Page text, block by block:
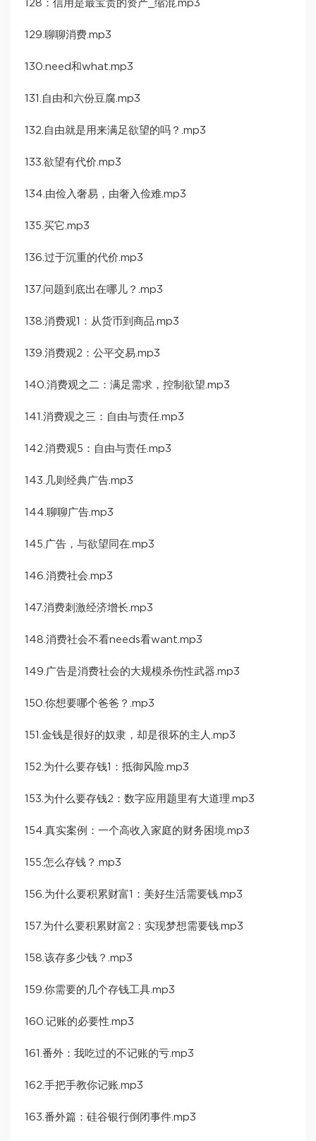
128：信用是最宝贵的资产_缩混.mp3
129.聊聊消费.mp3
130.need和what.mp3
131.自由和六份豆腐.mp3
132.自由就是用来满足欲望的吗？.mp3
133.欲望有代价.mp3
134.由俭入奢易，由奢入俭难.mp3
135.买它.mp3
136.过于沉重的代价.mp3
137.问题到底出在哪儿？.mp3
138.消费观1：从货币到商品.mp3
139.消费观2：公平交易.mp3
140.消费观之二：满足需求，控制欲望.mp3
141.消费观之三：自由与责任.mp3
142.消费观5：自由与责任.mp3
143.几则经典广告.mp3
144.聊聊广告.mp3
145.广告，与欲望同在.mp3
146.消费社会.mp3
147.消费刺激经济增长.mp3
148.消费社会不看needs看want.mp3
149.广告是消费社会的大规模杀伤性武器.mp3
150.你想要哪个爸爸？.mp3
151.金钱是很好的奴隶，却是很坏的主人.mp3
152.为什么要存钱1：抵御风险.mp3
153.为什么要存钱2：数字应用题里有大道理.mp3
154.真实案例：一个高收入家庭的财务困境.mp3
155.怎么存钱？.mp3
156.为什么要积累财富1：美好生活需要钱.mp3
157.为什么要积累财富2：实现梦想需要钱.mp3
158.该存多少钱？.mp3
159.你需要的几个存钱工具.mp3
160.记账的必要性.mp3
161.番外：我吃过的不记账的亏.mp3
162.手把手教你记账.mp3
163.番外篇：硅谷银行倒闭事件.mp3